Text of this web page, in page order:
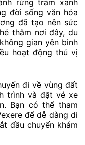
đời sống văn hóa
đã tạo nên sức
thăm nơi đây, du
gian yên bình
hoạt động thú vị
đi về vùng đất
trình và đặt vé xe
Bạn có thể tham
để dễ dàng di
đầu chuyến khám